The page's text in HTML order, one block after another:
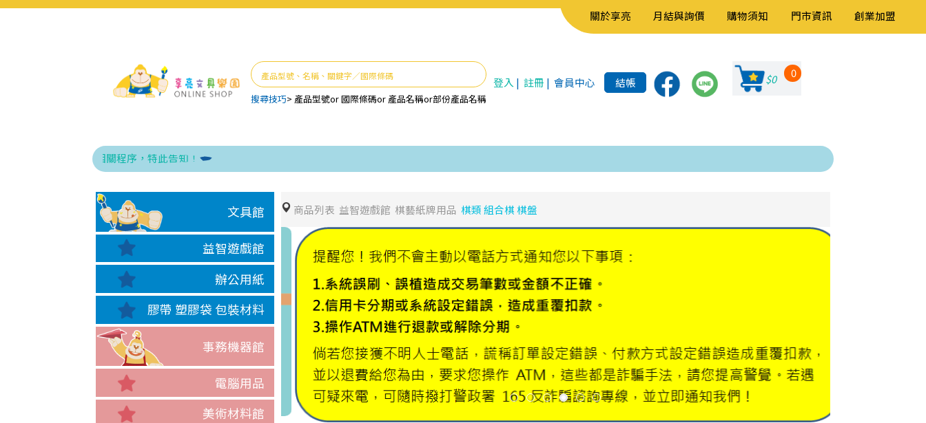
關於享亮 月結與詢價 購物須知 門市資訊 創業加盟
搜尋技巧> 產品型號or國際條碼or 產品名稱or部份產品名稱
登入 | 註冊 | 會員中心 結帳 $0 0
銷貨退回之相關程序，特此告知！
文具館
益智遊戲館
辦公用紙
膠帶 塑膠袋 包裝材料
事務機器館
電腦用品
美術材料館
商品列表 益智遊戲館 棋藝紙牌用品 棋類 組合棋 棋盤